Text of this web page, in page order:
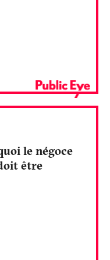
le négoce
être